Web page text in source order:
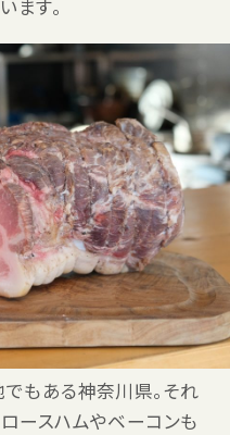
ます。
もある神奈川県。それ
ースハムやベーコンも